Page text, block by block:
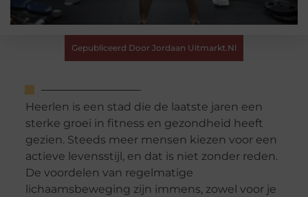
Gepubliceerd Door Jordaan Uitmarkt.nl
Heerlen is een stad die de laatste jaren een
sterke groei in fitness en gezondheid heeft
gezien. Steeds meer mensen kiezen voor een
actieve levensstijl, en dat is niet zonder reden.
De voordelen van regelmatige
lichaamsbeweging zijn immens, zowel voor je